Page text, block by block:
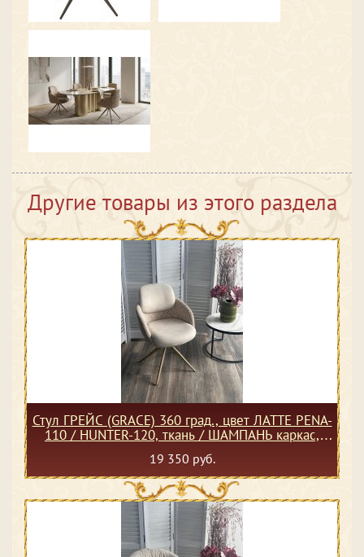
Другие товары из этого раздела
Стул ГРЕЙС (GRACE) 360 град., цвет ЛАТТЕ PENA-
110 / HUNTER-120, ткань / ШАМПАНЬ каркас,
19 350 руб.